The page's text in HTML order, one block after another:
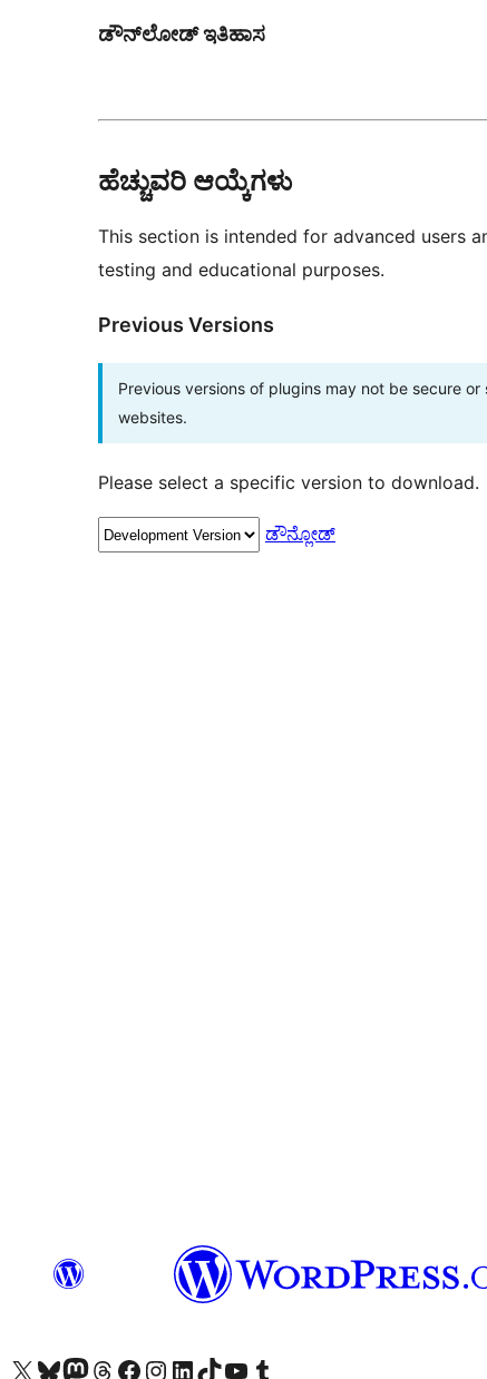
ಡೌನ್‌ಲೋಡ್ ಇತಿಹಾಸ
ಹೆಚ್ಚುವರಿ ಆಯ್ಕೆಗಳು
This section is intended for advanced users
testing and educational purposes.
Previous Versions
Previous versions of plugins may not be secure
websites.
Please select a specific version to download.
ಡೌನ್ಲೋಡ್
Visit our X (formerly Twitter) account
Visit our Bluesky account
Visit our Mastodon account
Visit our Threads account
Visit our Facebook page
Visit our Instagram account
Visit our LinkedIn account
Visit our TikTok account
Visit our YouTube channel
Visit our Tumblr account